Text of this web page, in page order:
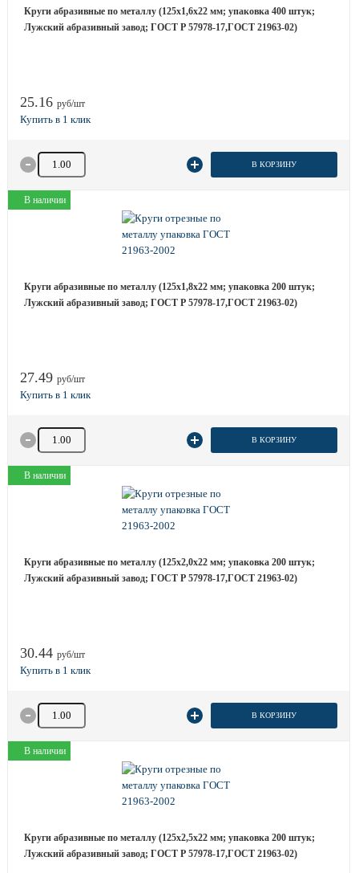
Круги абразивные по металлу (125х1,6х22 мм; упаковка 400 штук;
Лужский абразивный завод; ГОСТ Р 57978-17,ГОСТ 21963-02)
25.16 руб/шт
Количество товара В КОРЗИНУ
В наличии
Круги абразивные по металлу (125х1,8х22 мм; упаковка 200 штук;
Лужский абразивный завод; ГОСТ Р 57978-17,ГОСТ 21963-02)
27.49 руб/шт
Количество товара В КОРЗИНУ
В наличии
Круги абразивные по металлу (125х2,0х22 мм; упаковка 200 штук;
Лужский абразивный завод; ГОСТ Р 57978-17,ГОСТ 21963-02)
30.44 руб/шт
Количество товара В КОРЗИНУ
В наличии
Круги абразивные по металлу (125х2,5х22 мм; упаковка 200 штук;
Лужский абразивный завод; ГОСТ Р 57978-17,ГОСТ 21963-02)